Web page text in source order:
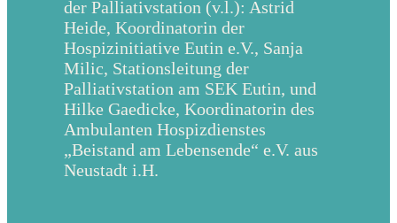
der Palliativstation (v.l.): Astrid
Heide, Koordinatorin der
Hospizinitiative Eutin e.V., Sanja
Milic, Stationsleitung der
Palliativstation am SEK Eutin, und
Hilke Gaedicke, Koordinatorin des
Ambulanten Hospizdienstes
„Beistand am Lebensende“ e.V. aus
Neustadt i.H.